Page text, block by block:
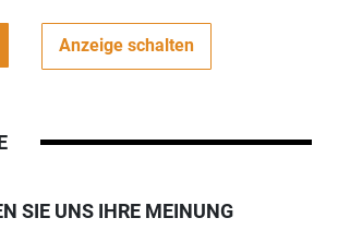
Anzeige schalten
SIE UNS IHRE MEINUNG